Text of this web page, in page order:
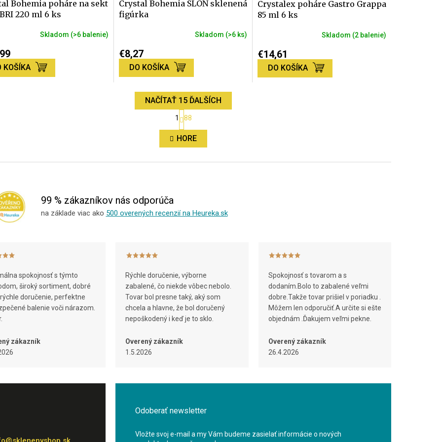
Bohemia poháre na sekt
220 ml 6 ks
Skladom (>6 balenie)
KOŠÍKA
Crystal Bohemia SLON sklenená
figúrka
Skladom (>6 ks)
€8,27
DO KOŠÍKA
Crystalex poháre Gastro Grappa
85 ml 6 ks
produktu
5,0
Skladom (2 balenie)
€14,61
DO KOŠÍKA
O
v
l
d
r
p
i
s
u
NAČÍTAŤ 15 ĎALŠÍCH
S
t
r
á
n
o
1 88
HORE
99 % zákazníkov nás odporúča
na základe viac ako 500 overených recenzií na Heureka.sk
spokojnosť s týmto
široký sortiment, dobré
doručenie, perfektne
balenie voči nárazom.
zákazník
Rýchle doručenie, výborne
zabalené, čo niekde vôbec nebolo.
Tovar bol presne taký, aký som
chcela a hlavne, že bol doručený
nepoškodený i keď je to sklo.
Overený zákazník
1.5.2026
Spokojnosť s tovarom a s
dodaním.Bolo to zabalené veľmi
dobre.Takže tovar prišiel v poriadku .
Môžem len odporučiť.A určite si ešte
objednám .Ďakujem veľmi pekne.
Overený zákazník
26.4.2026
Odoberať newsletter
Vložte svoj e-mail a my Vám budeme zasielať informácie o nových